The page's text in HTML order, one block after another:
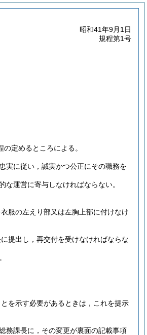
昭和41年9月1日
規程第1号
定めるところによる。
実に従い，誠実かつ公正にその職務を
運営に寄与しなければならない。
衣服の左えり部又は左胸上部に付けなけ
提出し，再交付を受けなければならな
を示す必要があるときは，これを提示
務課長に，その変更が裏面の記載事項